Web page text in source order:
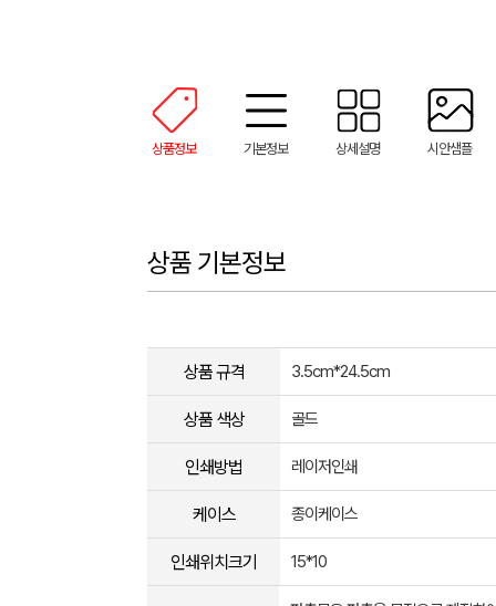
상품정보 기본정보 상세설명 시안샘플
상품 기본정보
상품 규격 3.5cm*24.5cm
상품 색상 골드
인쇄방법 레이저인쇄
케이스 종이케이스
인쇄위치크기 15*10